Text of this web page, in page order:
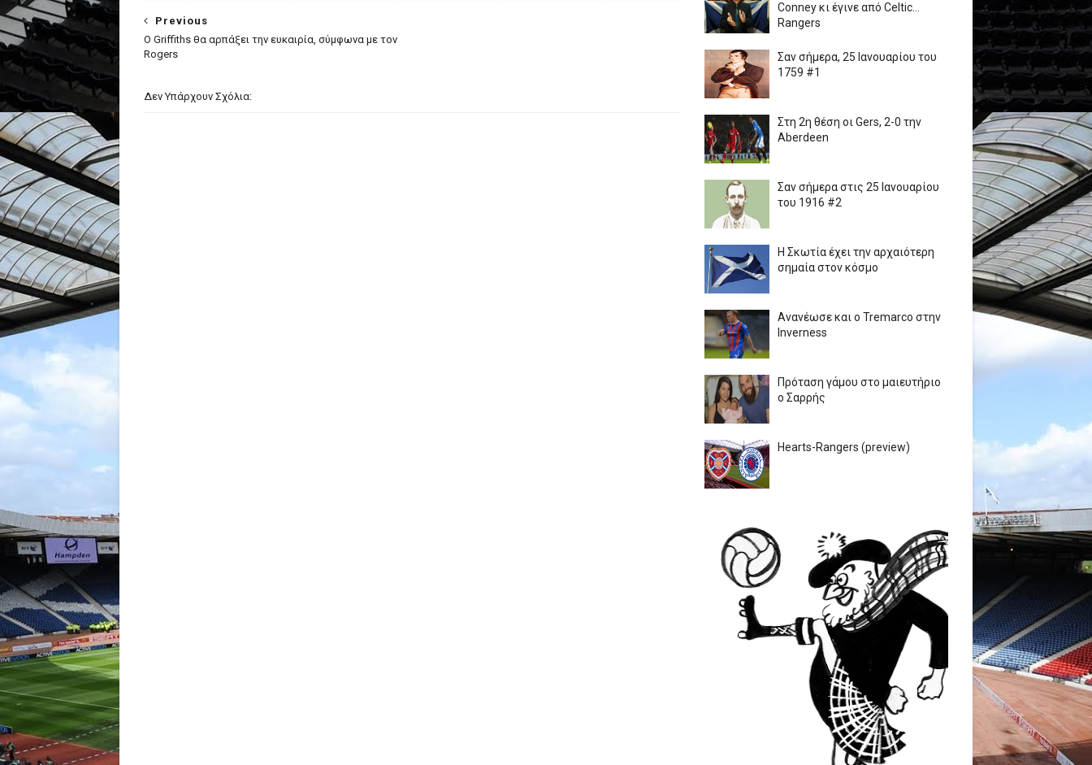
Previous
Ο Griffiths θα αρπάξει την ευκαιρία, σύμφωνα με τον
Rogers
Δεν Υπάρχουν Σχόλια:
Conney κι έγινε από Celtic...
Rangers
Σαν σήμερα, 25 Ιανουαρίου του
1759 #1
Στη 2η θέση οι Gers, 2-0 την
Aberdeen
Σαν σήμερα στις 25 Ιανουαρίου
του 1916 #2
Η Σκωτία έχει την αρχαιότερη
σημαία στον κόσμο
Ανανέωσε και ο Tremarco στην
Inverness
Πρόταση γάμου στο μαιευτήριο
ο Σαρρής
Hearts-Rangers (preview)